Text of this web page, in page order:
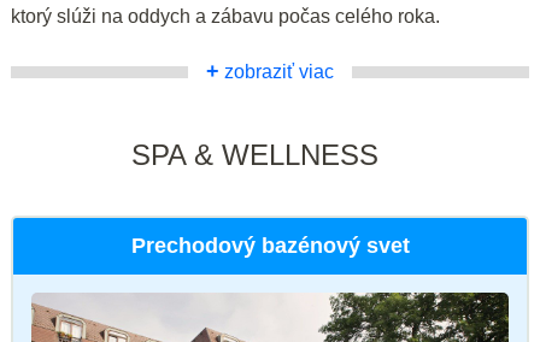
ktorý slúži na oddych a zábavu počas celého roka.
+ zobraziť viac
SPA & WELLNESS
Prechodový bazénový svet